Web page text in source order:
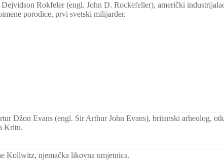
Rokfeler (engl. John D. Rockefeller), američki
porodice, prvi svetski milijarder.
Džon Evans (engl. Sir Arthur John Evans), britanski arheolog,
Kritu.
Kollwitz, njemačka likovna umjetnica.